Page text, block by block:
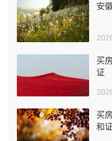
安
买
证
买
和